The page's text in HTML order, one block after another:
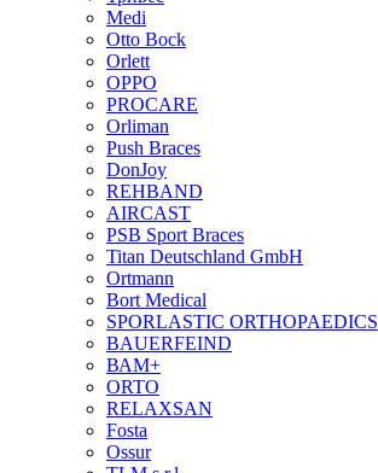
Medi
Otto Bock
Orlett
OPPO
PROCARE
Orliman
Push Braces
DonJoy
REHBAND
AIRCAST
PSB Sport Braces
Titan Deutschland GmbH
Ortmann
Bort Medical
SPORLASTIC ORTHOPAEDICS
BAUERFEIND
ВАМ+
ORTO
RELAXSAN
Fosta
Ossur